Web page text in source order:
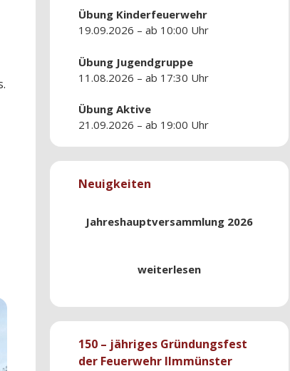
Übung Kinderfeuerwehr
19.09.2026 – ab 10:00 Uhr
Übung Jugendgruppe
11.08.2026 – ab 17:30 Uhr
Übung Aktive
21.09.2026 – ab 19:00 Uhr
Neuigkeiten
Jahreshauptversammlung 2026
weiterlesen
150 – jähriges Gründungsfest
der Feuerwehr Ilmmünster